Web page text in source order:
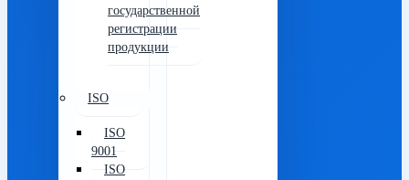
государственной
регистрации
продукции
ISO
ISO
9001
ISO